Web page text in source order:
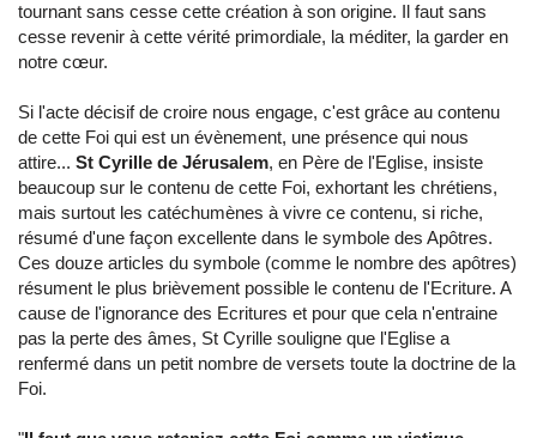
tournant sans cesse cette création à son origine. Il faut sans
cesse revenir à cette vérité primordiale, la méditer, la garder en
notre cœur.
Si l'acte décisif de croire nous engage, c'est grâce au contenu
de cette Foi qui est un évènement, une présence qui nous
attire... St Cyrille de Jérusalem, en Père de l'Eglise, insiste
beaucoup sur le contenu de cette Foi, exhortant les chrétiens,
mais surtout les catéchumènes à vivre ce contenu, si riche,
résumé d'une façon excellente dans le symbole des Apôtres.
Ces douze articles du symbole (comme le nombre des apôtres)
résument le plus brièvement possible le contenu de l'Ecriture. A
cause de l'ignorance des Ecritures et pour que cela n'entraine
pas la perte des âmes, St Cyrille souligne que l'Eglise a
renfermé dans un petit nombre de versets toute la doctrine de la
Foi.